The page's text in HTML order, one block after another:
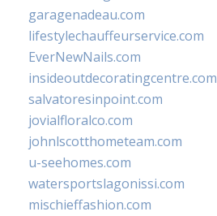
garagenadeau.com
lifestylechauffeurservice.com
EverNewNails.com
insideoutdecoratingcentre.com
salvatoresinpoint.com
jovialfloralco.com
johnlscotthometeam.com
u-seehomes.com
watersportslagonissi.com
mischieffashion.com